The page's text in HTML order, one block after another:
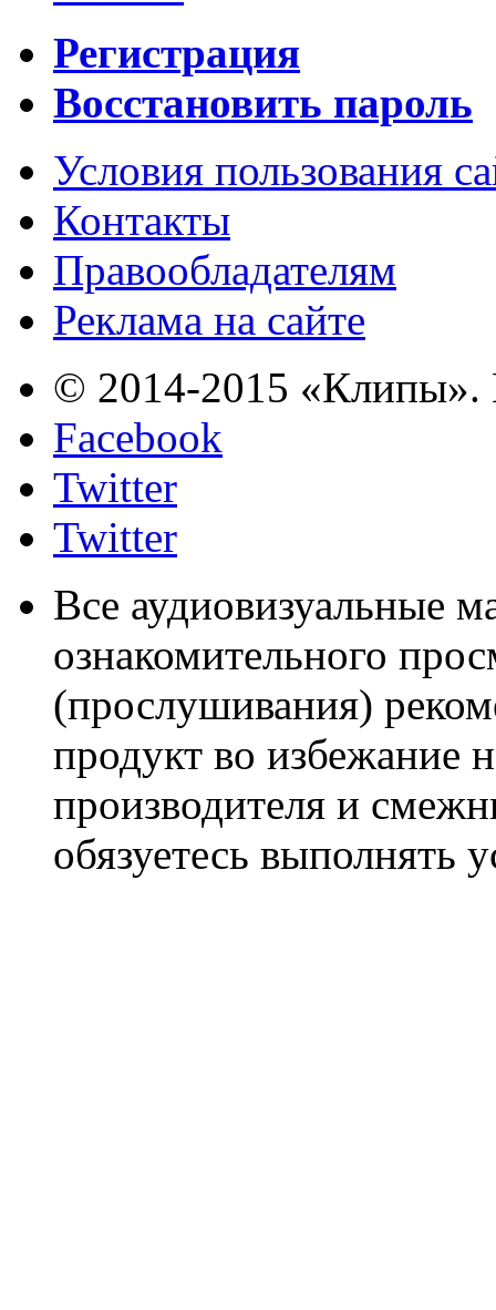
Регистрация
Восстановить пароль
Условия пользования
Контакты
Правообладателям
Реклама на сайте
© 2014-2015 «Клипы».
Facebook
Twitter
Twitter
Все аудиовизуальные
ознакомительного
(прослушивания)
продукт во избежание
производителя и
обязуетесь выполнять